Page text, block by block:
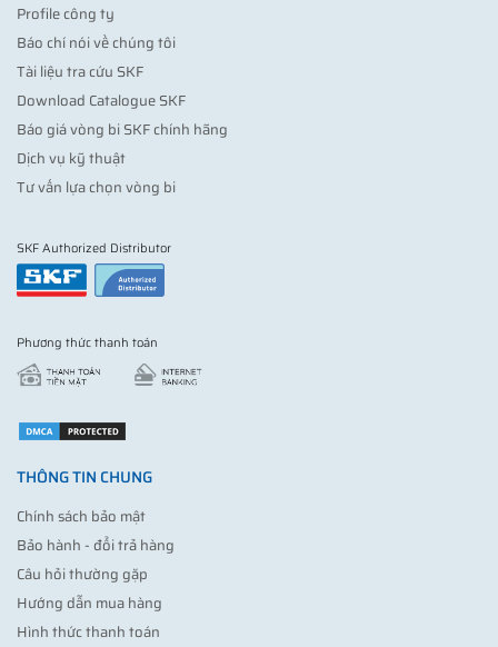
Profile công ty
Báo chí nói về chúng tôi
Tài liệu tra cứu SKF
Download Catalogue SKF
Báo giá vòng bi SKF chính hãng
Dịch vụ kỹ thuật
Tư vấn lựa chọn vòng bi
SKF Authorized Distributor
Phương thức thanh toán
THÔNG TIN CHUNG
Chính sách bảo mật
Bảo hành - đổi trả hàng
Câu hỏi thường gặp
Hướng dẫn mua hàng
Hình thức thanh toán